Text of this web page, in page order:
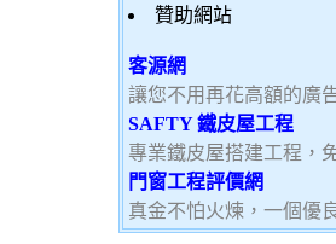
贊助網站
客源網
讓您不用再花高額的廣
SAFTY 鐵皮屋工程
專業鐵皮屋搭建工程，
門窗工程評價網
真金不怕火煉，一個優